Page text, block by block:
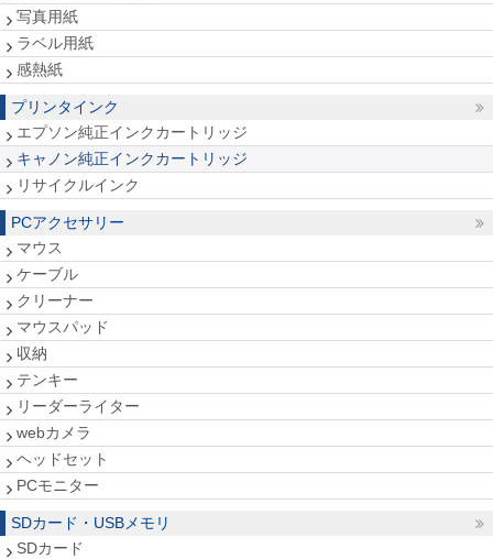
写真用紙
ラベル用紙
感熱紙
プリンタインク
エプソン純正インクカートリッジ
キャノン純正インクカートリッジ
リサイクルインク
PCアクセサリー
マウス
ケーブル
クリーナー
マウスパッド
収納
テンキー
リーダーライター
webカメラ
ヘッドセット
PCモニター
SDカード・USBメモリ
SDカード